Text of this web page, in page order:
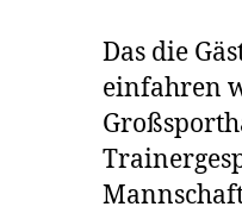
Das die
einfahren